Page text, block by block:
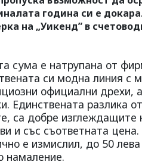
година си е
на „Уикенд” в
сума е натрупана от
си модна линия с
официални
Единствената разлика
са добре изглеждащите
и със съответната
е измислил, до 50
намаление.